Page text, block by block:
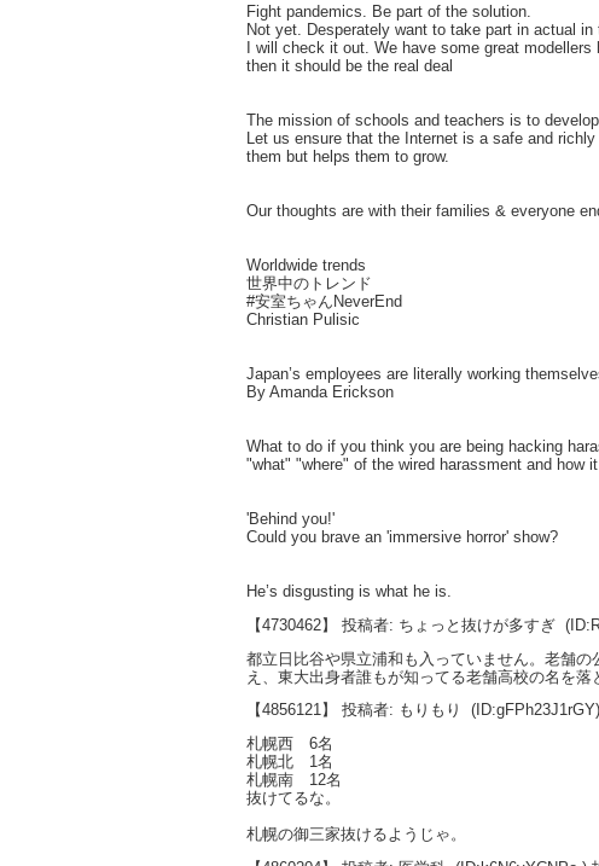
Fight pandemics. Be part of the solution.
Not yet. Desperately want to take part in actual
I will check it out. We have some great
then it should be the real deal
The mission of schools and teachers is to
Let us ensure that the Internet is a safe and
them but helps them to grow.
Our thoughts are with their families & everyone
Worldwide trends
世界中のトレンド
#安室ちゃんNeverEnd
Christian Pulisic
Japan’s employees are literally working
By Amanda Erickson
What to do if you think you are being hacking
"what" "where" of the wired harassment and how
'Behind you!'
Could you brave an 'immersive horror' show?
He’s disgusting is what he is.
【4730462】 投稿者: ちょっと抜けが多すぎ
都立日比谷や県立浦和も入っていません。老舗
え、東大出身者誰もが知ってる老舗高校の名を
【4856121】 投稿者: もりもり
札幌西 6名
札幌北 1名
札幌南 12名
抜けてるな。
札幌の御三家抜けるようじゃ。